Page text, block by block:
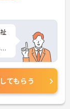
てもらう